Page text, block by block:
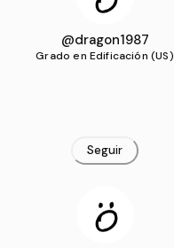
@dragon1987
Grado en Edificación (US)
Seguir